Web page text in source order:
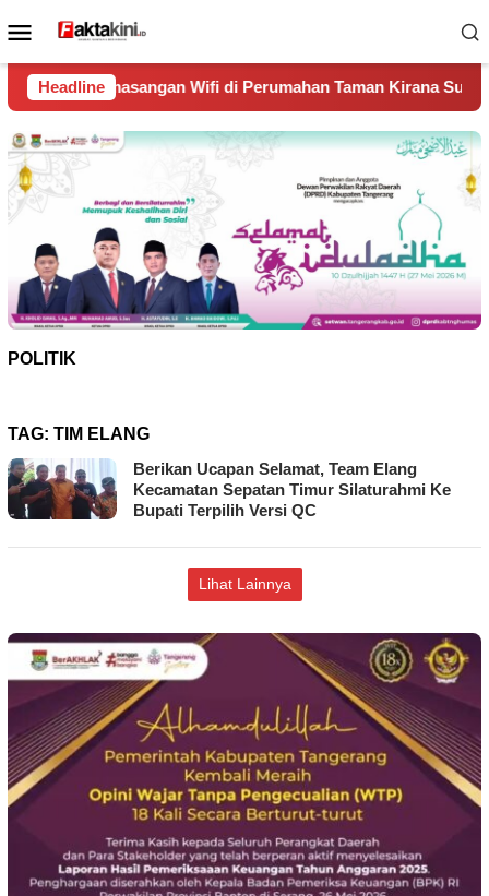
ke
Menu
Mobile
Headline
Wifi di Perumahan Taman Kirana Surya Solear
POLITIK
TAG: TIM ELANG
Berikan Ucapan Selamat, Team Elang
Kecamatan Sepatan Timur Silaturahmi Ke
Bupati Terpilih Versi QC
Lihat Lainnya